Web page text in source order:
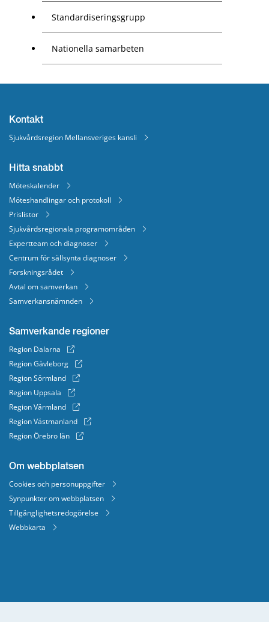
Standardiseringsgrupp
Nationella samarbeten
Kontakt
Sjukvårdsregion Mellansveriges kansli
Hitta snabbt
Möteskalender
Möteshandlingar och protokoll
Prislistor
Sjukvårdsregionala programområden
Expertteam och diagnoser
Centrum för sällsynta diagnoser
Forskningsrådet
Avtal om samverkan
Samverkansnämnden
Samverkande regioner
Region Dalarna
Region Gävleborg
Region Sörmland
Region Uppsala
Region Värmland
Region Västmanland
Region Örebro län
Om webbplatsen
Cookies och personuppgifter
Synpunkter om webbplatsen
Tillgänglighetsredogörelse
Webbkarta